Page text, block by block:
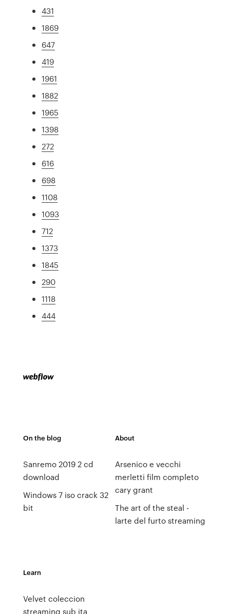
431
1869
647
419
1961
1882
1965
1398
272
616
698
1108
1093
712
1373
1845
290
1118
444
On the blog
Sanremo 2019 2 cd
download
Windows 7 iso crack 32
bit
About
Arsenico e vecchi
merletti film completo
cary grant
The art of the steal -
larte del furto streaming
Learn
Velvet coleccion
streaming sub ita